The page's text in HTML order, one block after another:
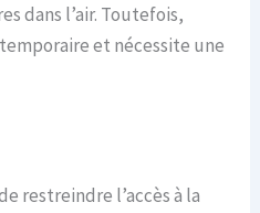
dans l’air. Toutefois,
et nécessite une
restreindre l’accès à la